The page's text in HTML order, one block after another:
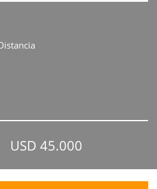
USD 45.000